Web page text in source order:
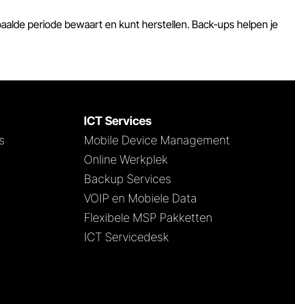
periode bewaart en kunt herstellen. Back-ups helpen je
ICT Services
Mobile Device Management
Online Werkplek
Backup Services
VOIP en Mobiele Data
Flexibele MSP Pakketten
ICT Servicedesk